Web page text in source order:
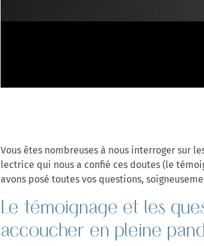
Vous êtes nombreuses à nous interroger sur
lectrice qui nous a confié ces doutes (le
avons posé toutes vos questions,
Le témoignage et les
accoucher en pleine